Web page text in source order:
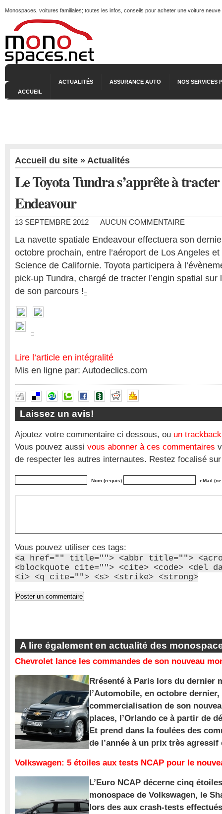
Monospaces, voitures familiales; toutes les infos, conseils pour acheter une voiture
ACCUEIL
ACTUALITÉS ASSURANCE AUTO NOS SERVICES
Accueil du site » Actualités
Le Toyota Tundra s’apprête à
Endeavour
13 SEPTEMBRE 2012 AUCUN COMMENTAIRE
La navette spatiale Endeavour effectuera son
octobre prochain, entre l’aéroport de Los Angeles
Science de Californie. Toyota participera à
pick-up Tundra, chargé de tracter l’engin spatial
de son parcours !
Lire l’article en intégralité
Mis en ligne par: Autodeclics.com
Laissez un avis!
Ajoutez votre commentaire ci dessous, ou un trackback
Vous pouvez aussi vous abonner à ces commentaires
de respecter les autres internautes. Restez focalisé
Nom (requis) eMail
Vous pouvez utiliser ces tags:
<a href="" title=""> <abbr title="">
<blockquote cite=""> <cite> <code> <del
<i> <q cite=""> <s> <strike> <strong>
A lire également en actualité des
Chevrolet lance les commandes de son nouveau
Rrésenté à Paris lors du dernier
l’Automobile, en octobre
commercialisation de son
places, l’Orlando ce à partir de
Et prend dans la foulées des
de l’année à un prix très agressif
Volkswagen: 5 étoiles aux tests NCAP pour le
L’Euro NCAP décerne cinq
monospace de Volkswagen, le
lors des aux crash-tests